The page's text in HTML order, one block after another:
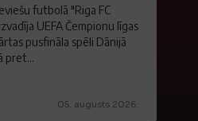
futbolā "Riga FC
UEFA Čempionu līgas
pusfināla spēli Dānijā
pret...
05. augusts 2026.